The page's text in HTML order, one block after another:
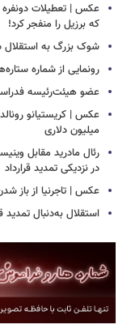
عکس | تعطیلات دونفره
که برزیل را منفجر کرد!
شوک بزرگ به استقلال
رونمایی از شماره
عضو هیئت‌رئیسه
عکس | کریستیانو
میلیون دلاری
رئال مادرید مقابل
در نزدیکی تمدید قرارداد
عکس | تاجرنیا از باز
استقلال به‌دنبال تمدید